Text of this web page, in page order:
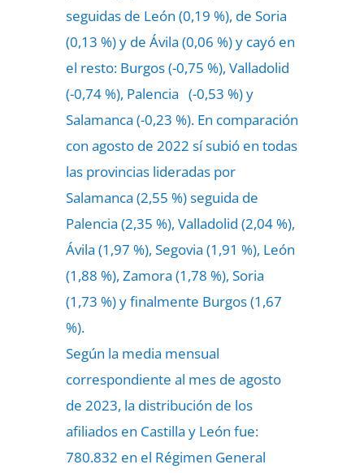
seguidas de León (0,19 %), de Soria
(0,13 %) y de Ávila (0,06 %) y cayó en
el resto: Burgos (-0,75 %), Valladolid
(-0,74 %), Palencia (-0,53 %) y
Salamanca (-0,23 %). En comparación
con agosto de 2022 sí subió en todas
las provincias lideradas por
Salamanca (2,55 %) seguida de
Palencia (2,35 %), Valladolid (2,04 %),
Ávila (1,97 %), Segovia (1,91 %), León
(1,88 %), Zamora (1,78 %), Soria
(1,73 %) y finalmente Burgos (1,67
%).
Según la media mensual
correspondiente al mes de agosto
de 2023, la distribución de los
afiliados en Castilla y León fue:
780.832 en el Régimen General